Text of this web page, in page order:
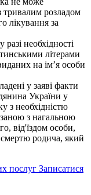
тривалим розладом
лікування за
необхідності
літерами
на ім’я особи
у заяві факти
України у
з необхідністю
з нагальною
від'їздом особи,
родича, який
послуг Записатися